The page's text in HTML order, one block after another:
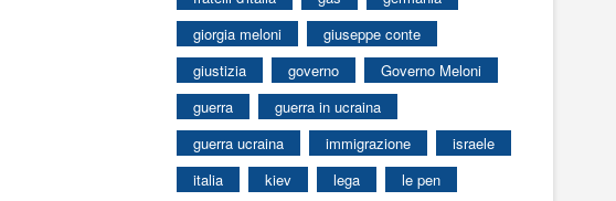
giorgia meloni
giuseppe conte
giustizia
governo
Governo Meloni
guerra
guerra in ucraina
guerra ucraina
immigrazione
israele
italia
kiev lega
le pen